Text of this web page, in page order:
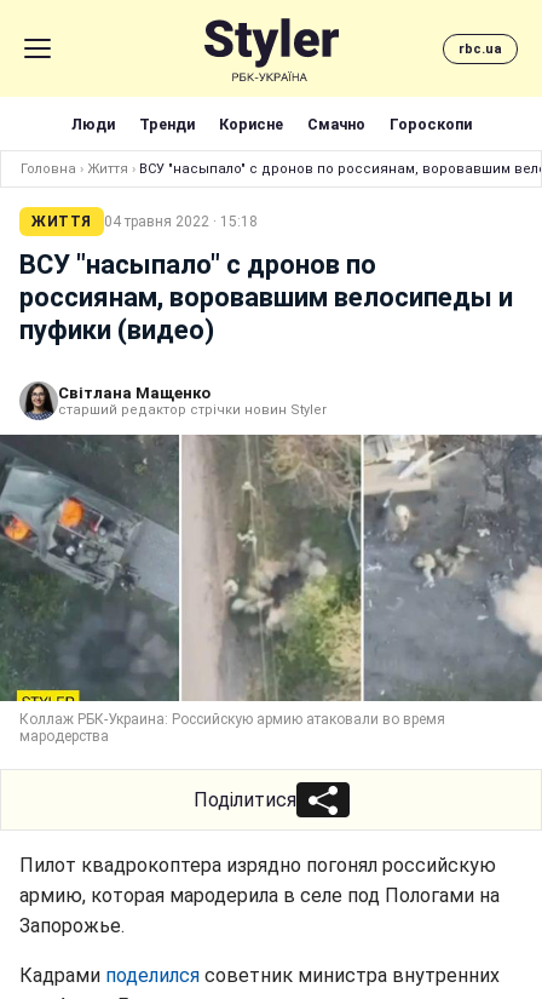
rbc.ua
Люди Тренди Корисне Смачно Гороскопи
Головна › Життя › ВСУ "насыпало" с дронов по россиянам, воровавшим
ЖИТТЯ 04 травня 2022 · 15:18
ВСУ "насыпало" с дронов по
россиянам, воровавшим велосипеды и
пуфики (видео)
Світлана Мащенко
старший редактор стрічки новин Styler
Коллаж РБК-Украина: Российскую армию атаковали во время
мародерства
Поділитися
Пилот квадрокоптера изрядно погонял российскую
армию, которая мародерила в селе под Пологами на
Запорожье.
Кадрами поделился советник министра внутренних